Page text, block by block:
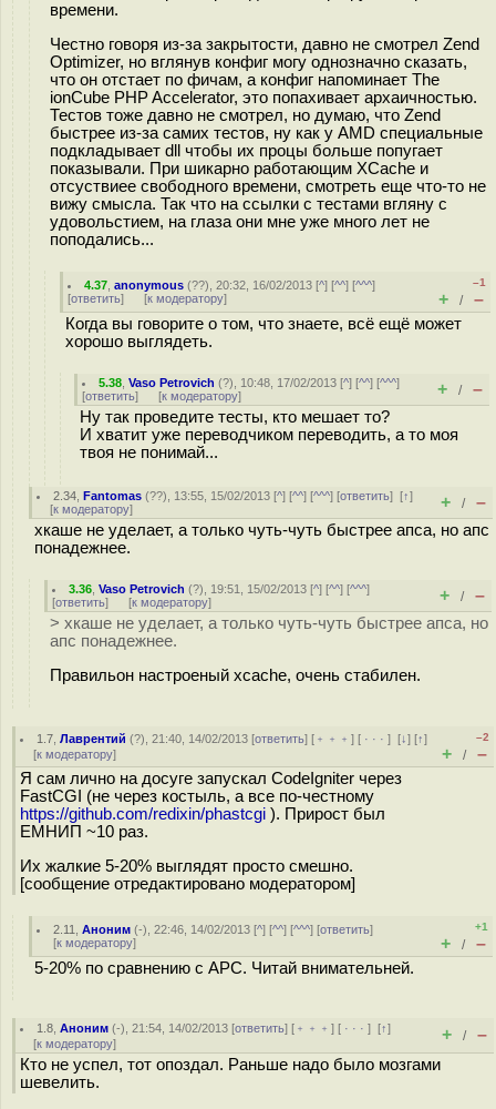
времени.
Честно говоря из-за закрытости, давно не смотрел Zend
Optimizer, но вглянув конфиг могу однозначно сказать,
что он отстает по фичам, а конфиг напоминает The
ionCube PHP Accelerator, это попахивает архаичностью.
Тестов тоже давно не смотрел, но думаю, что Zend
быстрее из-за самих тестов, ну как у AMD специальные
подкладывает dll чтобы их процы больше попугает
показывали. При шикарно работающим XCache и
отсуствиее свободного времени, смотреть еще что-то не
вижу смысла. Так что на ссылки с тестами вгляну с
удовольстием, на глаза они мне уже много лет не
поподались...
4.37 ,anonymous (??), 20:32, 16/02/2013 [^] [^^] [^^^]
[ответить] [к модератору]
–1
+ / –
Когда вы говорите о том, что знаете, всё ещё может
хорошо выглядеть.
5.38 ,Vaso Petrovich (?), 10:48, 17/02/2013 [^] [^^] [^^^]
[ответить] [к модератору] + / –
Ну так проведите тесты, кто мешает то?
И хватит уже переводчиком переводить, а то моя
твоя не понимай...
2.34 ,Fantomas (??), 13:55, 15/02/2013 [^] [^^] [^^^] [ответить][↑]
[к модератору] + / –
хкаше не уделает, а только чуть-чуть быстрее апса, но апс
понадежнее.
3.36 ,Vaso Petrovich (?), 19:51, 15/02/2013 [^] [^^] [^^^]
[ответить] [к модератору] + / –
> хкаше не уделает, а только чуть-чуть быстрее апса, но
апс понадежнее.
Правильон настроеный xcache, очень стабилен.
1.7 ,Лаврентий (?), 21:40, 14/02/2013 [ответить] [ ﹢﹢﹢] [ · · ·][↓] [↑]
[к модератору]
–2
+ / –
Я сам лично на досуге запускал CodeIgniter через
FastCGI (не через костыль, а все по-честному
https://github.com/redixin/phastcgi ). Прирост был
ЕМНИП ~10 раз.
Их жалкие 5-20% выглядят просто смешно.
[сообщение отредактировано модератором]
2.11 ,Аноним (-), 22:46, 14/02/2013 [^] [^^] [^^^] [ответить]
[к модератору]
+1
+ / –
5-20% по сравнению с APC. Читай внимательней.
1.8 ,Аноним (-), 21:54, 14/02/2013 [ответить] [ ﹢﹢﹢] [ · · ·][↑]
[к модератору] + / –
Кто не успел, тот опоздал. Раньше надо было мозгами
шевелить.